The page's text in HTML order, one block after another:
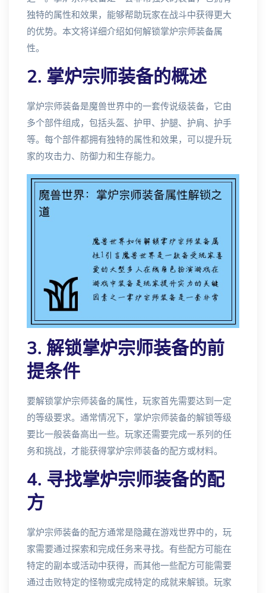
独特的属性和效果，能够帮助玩家在战斗中获得更大
的优势。本文将详细介绍如何解锁掌炉宗师装备属
性。
2. 掌炉宗师装备的概述
掌炉宗师装备是魔兽世界中的一套传说级装备，它由
多个部件组成，包括头盔、护甲、护腿、护肩、护手
等。每个部件都拥有独特的属性和效果，可以提升玩
家的攻击力、防御力和生存能力。
3. 解锁掌炉宗师装备的前
提条件
要解锁掌炉宗师装备的属性，玩家首先需要达到一定
的等级要求。通常情况下，掌炉宗师装备的解锁等级
要比一般装备高出一些。玩家还需要完成一系列的任
务和挑战，才能获得掌炉宗师装备的配方或材料。
4. 寻找掌炉宗师装备的配
方
掌炉宗师装备的配方通常是隐藏在游戏世界中的，玩
家需要通过探索和完成任务来寻找。有些配方可能在
特定的副本或活动中获得，而其他一些配方可能需要
通过击败特定的怪物或完成特定的成就来解锁。玩家